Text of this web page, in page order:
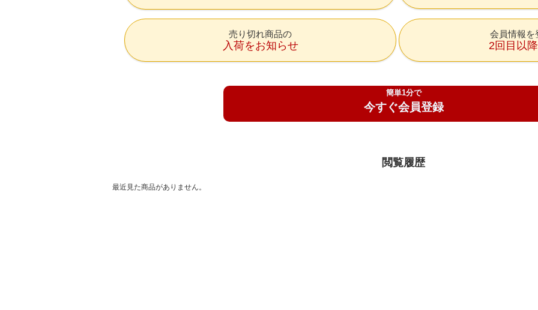
売り切れ商品の
入荷をお知らせ
会員情報を
2回目以
簡単1分で
今すぐ会員登録
閲覧履歴
最近見た商品がありません。